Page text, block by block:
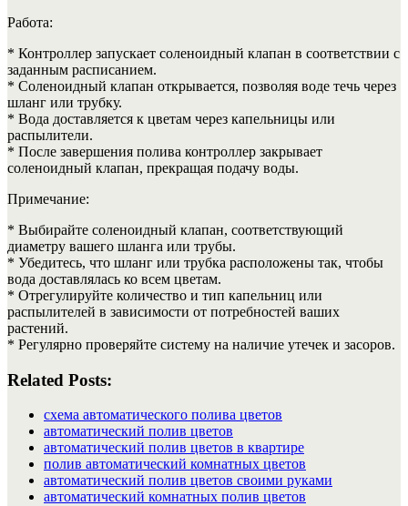
Работа:
* Контроллер запускает соленоидный клапан в соответствии с
заданным расписанием.
* Соленоидный клапан открывается, позволяя воде течь через
шланг или трубку.
* Вода доставляется к цветам через капельницы или
распылители.
* После завершения полива контроллер закрывает
соленоидный клапан, прекращая подачу воды.
Примечание:
* Выбирайте соленоидный клапан, соответствующий
диаметру вашего шланга или трубы.
* Убедитесь, что шланг или трубка расположены так, чтобы
вода доставлялась ко всем цветам.
* Отрегулируйте количество и тип капельниц или
распылителей в зависимости от потребностей ваших
растений.
* Регулярно проверяйте систему на наличие утечек и засоров.
Related Posts:
схема автоматического полива цветов
автоматический полив цветов
автоматический полив цветов в квартире
полив автоматический комнатных цветов
автоматический полив цветов своими руками
автоматический комнатных полив цветов